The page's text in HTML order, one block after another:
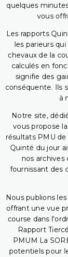
quelques
vous
Les rapports
les parieurs
chevaux de la
calculés en
signifie des
conséquente. Ils
à
Notre site,
vous propose
résultats PMU
Quinté du jour
nos archives
fournissant des
Nous publions
offrant une vue
course dans
Rapport
PMUM La
potentiels pour